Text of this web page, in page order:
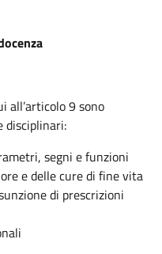
all’articolo 9 sono
disciplinari:
segni e funzioni
e delle cure di fine vita
di prescrizioni